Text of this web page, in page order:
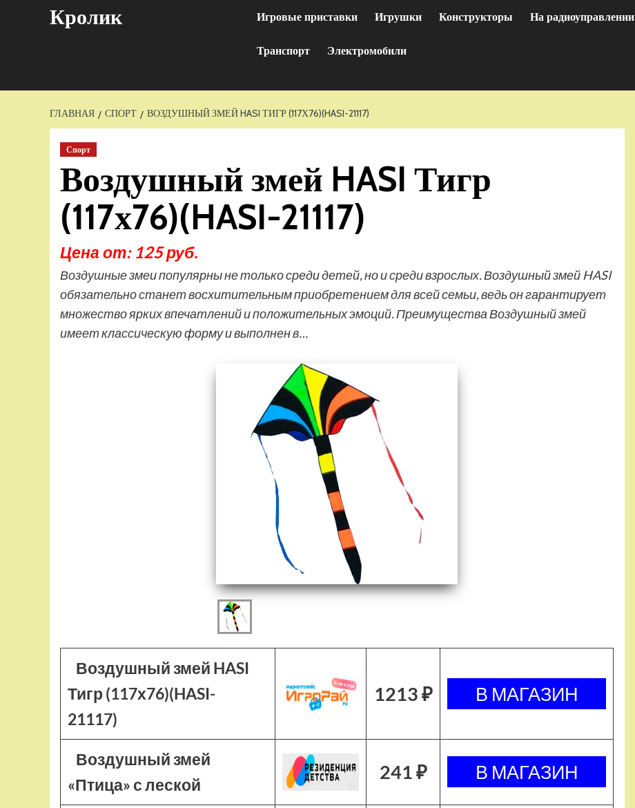
Кролик Игровые приставки Игрушки Конструкторы На радиоуправлении
Транспорт Электромобили
ГЛАВНАЯ СПОРТ ВОЗДУШНЫЙ ЗМЕЙ HASI ТИГР (117Х76)(HASI-21117)
Спорт
Воздушный змей HASI Тигр
(117х76)(HASI-21117)
Цена от: 125 руб.
Воздушные змеи популярны не только среди детей, но и среди взрослых. Воздушный змей HASI
обязательно станет восхитительным приобретением для всей семьи, ведь он гарантирует
множество ярких впечатлений и положительных эмоций. Преимущества Воздушный змей
имеет классическую форму и выполнен в…
Воздушный змей HASI
Тигр (117х76)(HASI-
21117)
1213 ₽
Воздушный змей
«Птица» с леской
241 ₽